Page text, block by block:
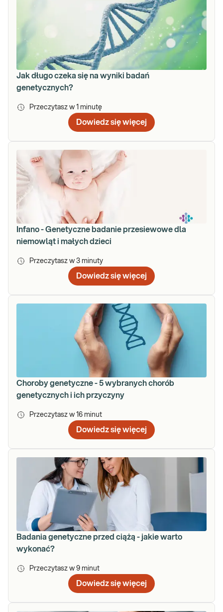
Jak długo czeka się na wyniki badań
genetycznych?
Przeczytasz w 1 minutę
Dowiedz się więcej
Infano - Genetyczne badanie przesiewowe dla
niemowląt i małych dzieci
Przeczytasz w 3 minuty
Dowiedz się więcej
Choroby genetyczne - 5 wybranych chorób
genetycznych i ich przyczyny
Przeczytasz w 16 minut
Dowiedz się więcej
Badania genetyczne przed ciążą - jakie warto
wykonać?
Przeczytasz w 9 minut
Dowiedz się więcej